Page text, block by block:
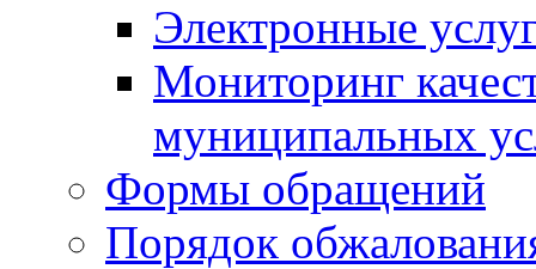
Электронные
Мониторинг
муниципальных
Формы обращений
Порядок